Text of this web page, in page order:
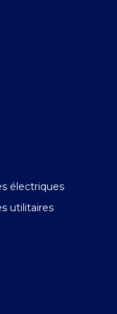
électriques
utilitaires